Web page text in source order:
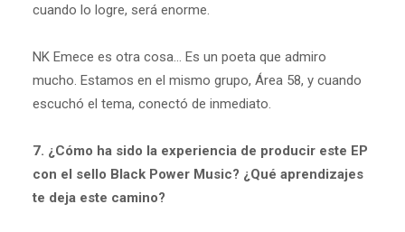
cuando lo logre, será enorme.
NK Emece es otra cosa... Es un poeta que admiro
mucho. Estamos en el mismo grupo, Área 58, y cuando
escuchó el tema, conectó de inmediato.
7. ¿Cómo ha sido la experiencia de producir este EP
con el sello Black Power Music? ¿Qué aprendizajes
te deja este camino?